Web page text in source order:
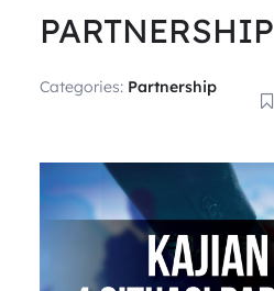
PARTNERSHIP
Categories: Partnership